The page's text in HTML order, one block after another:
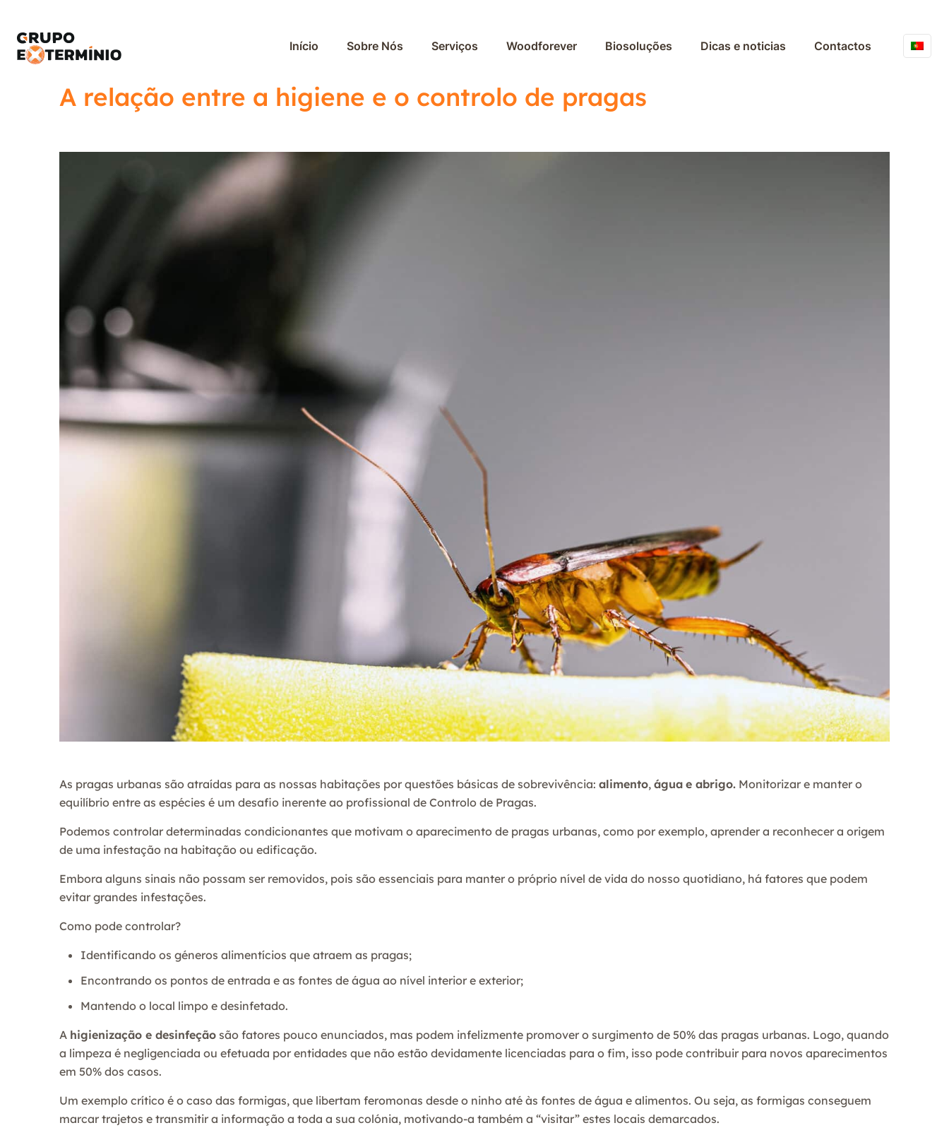
Início Sobre Nós Serviços Woodforever Biosoluções Dicas e noticias Contactos
A relação entre a higiene e o controlo de pragas
As pragas urbanas são atraídas para as nossas habitações por questões básicas de sobrevivência: alimento, água e abrigo. Monitorizar e manter o
equilíbrio entre as espécies é um desafio inerente ao profissional de Controlo de Pragas.
Podemos controlar determinadas condicionantes que motivam o aparecimento de pragas urbanas, como por exemplo, aprender a reconhecer a origem
de uma infestação na habitação ou edificação.
Embora alguns sinais não possam ser removidos, pois são essenciais para manter o próprio nível de vida do nosso quotidiano, há fatores que podem
evitar grandes infestações.
Como pode controlar?
Identificando os géneros alimentícios que atraem as pragas;
Encontrando os pontos de entrada e as fontes de água ao nível interior e exterior;
Mantendo o local limpo e desinfetado.
A higienização e desinfeção são fatores pouco enunciados, mas podem infelizmente promover o surgimento de 50% das pragas urbanas. Logo, quando
a limpeza é negligenciada ou efetuada por entidades que não estão devidamente licenciadas para o fim, isso pode contribuir para novos aparecimentos
em 50% dos casos.
Um exemplo crítico é o caso das formigas, que libertam feromonas desde o ninho até às fontes de água e alimentos. Ou seja, as formigas conseguem
marcar trajetos e transmitir a informação a toda a sua colónia, motivando-a também a “visitar” estes locais demarcados.